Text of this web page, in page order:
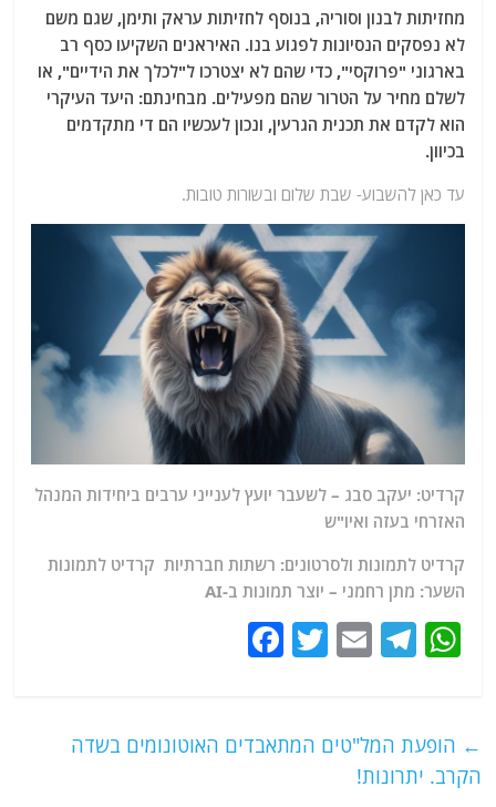
מחזיתות לבנון וסוריה, בנוסף לחזיתות עראק ותימן, שגם משם
לא נפסקים הנסיונות לפגוע בנו. האיראנים השקיעו כסף רב
בארגוני "פרוקסי", כדי שהם לא יצטרכו ל"לכלך את הידיים", או
לשלם מחיר על הטרור שהם מפעילים. מבחינתם: היעד העיקרי
הוא לקדם את תכנית הגרעין, ונכון לעכשיו הם די מתקדמים
בכיוון.
עד כאן להשבוע- שבת שלום ובשורות טובות.
קרדיט: יעקב סבג – לשעבר יועץ לענייני ערבים ביחידות המנהל
האזרחי בעזה ואיו"ש
קרדיט לתמונות ולסרטונים: רשתות חברתיות קרדיט לתמונות
השער: מתן רחמני – יוצר תמונות ב-AI
W
s
A
T
g
ra
E
l
T
er
e ← הופעת המל"טים המתאבדים האוטונומים בשדה
הקרב. יתרונות!